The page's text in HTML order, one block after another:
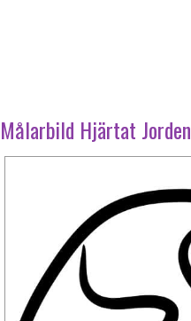
Målarbild Hjärtat Jorden